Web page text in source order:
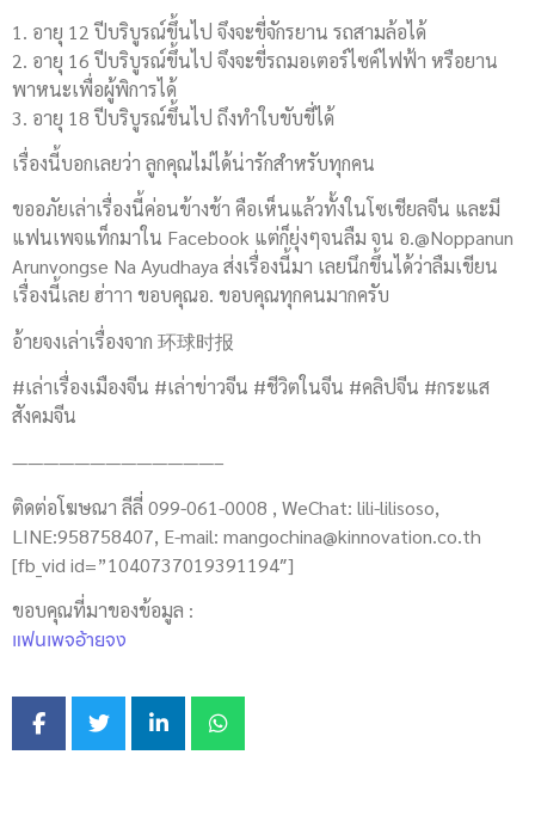
1. อายุ 12 ปีบริบูรณ์ขึ้นไป จึงจะขี่จักรยาน รถสามล้อได้
2. อายุ 16 ปีบริบูรณ์ขึ้นไป จึงจะขี่รถมอเตอร์ไซค์ไฟฟ้า หรือยาน
พาหนะเพื่อผู้พิการได้
3. อายุ 18 ปีบริบูรณ์ขึ้นไป ถึงทำใบขับขี่ได้
เรื่องนี้บอกเลยว่า ลูกคุณไม่ได้น่ารักสำหรับทุกคน
ขออภัยเล่าเรื่องนี้ค่อนข้างช้า คือเห็นแล้วทั้งในโซเชียลจีน และมี
แฟนเพจแท็กมาใน Facebook แต่ก็ยุ่งๆจนลืม จน อ.@Noppanun
Arunvongse Na Ayudhaya ส่งเรื่องนี้มา เลยนึกขึ้นได้ว่าลืมเขียน
เรื่องนี้เลย ฮ่าาา ขอบคุณอ. ขอบคุณทุกคนมากครับ
อ้ายจงเล่าเรื่องจาก 环球时报
#เล่าเรื่องเมืองจีน #เล่าข่าวจีน #ชีวิตในจีน #คลิปจีน #กระแส
สังคมจีน
—————————————–
ติดต่อโฆษณา ลีลี่ 099-061-0008 , WeChat: lili-lilisoso,
LINE:958758407, E-mail: mangochina@kinnovation.co.th
[fb_vid id=”1040737019391194″]
ขอบคุณที่มาของข้อมูล :
แฟนเพจอ้ายจง